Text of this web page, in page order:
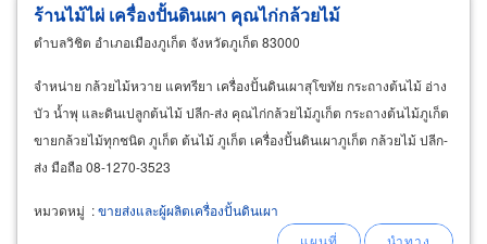
ร้านไม้ไผ่ เครื่องปั้นดินเผา คุณไก่กล้วยไม้
ตำบลวิชิต อำเภอเมืองภูเก็ต จังหวัดภูเก็ต 83000
จำหน่าย กล้วยไม้หวาย แคทรียา เครื่องปั้นดินเผาสุโขทัย กระถางต้นไม้ อ่าง
บัว น้ำพุ และดินเปลูกต้นไม้ ปลีก-ส่ง คุณไก่กล้วยไม้ภูเก็ต กระถางต้นไม้ภูเก็ต
ขายกล้วยไม้ทุกชนิด ภูเก็ต ต้นไม้ ภูเก็ต เครื่องปั้นดินเผาภูเก็ต กล้วยไม้ ปลีก-
ส่ง มือถือ 08-1270-3523
หมวดหมู่ :ขายส่งและผู้ผลิตเครื่องปั้นดินเผา